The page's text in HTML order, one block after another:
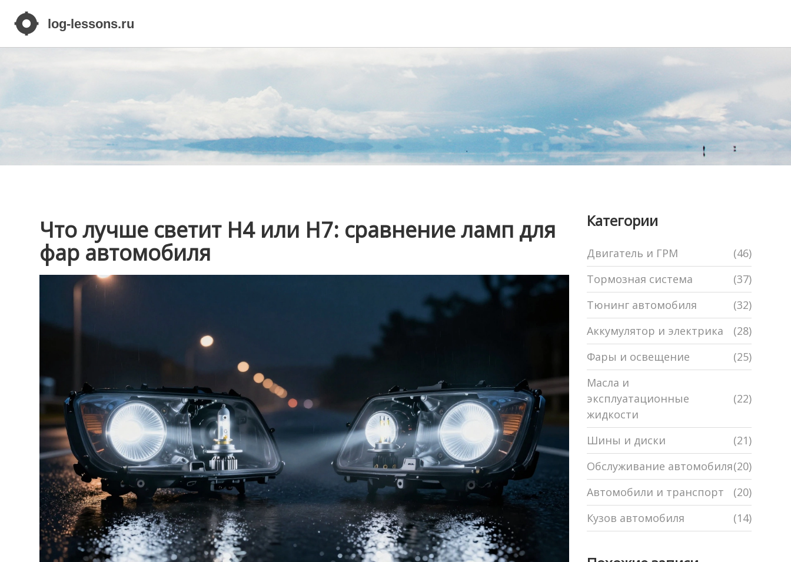
Что лучше светит H4 или H7: сравнение ламп для
фар автомобиля
Категории
Двигатель и ГРМ
(46)
Тормозная система
(37)
Тюнинг автомобиля
(32)
Аккумулятор и электрика
(28)
Фары и освещение
(25)
Масла и
эксплуатационные
жидкости
(22)
Шины и диски
(21)
Обслуживание автомобиля(20)
Автомобили и транспорт
(20)
Кузов автомобиля
(14)